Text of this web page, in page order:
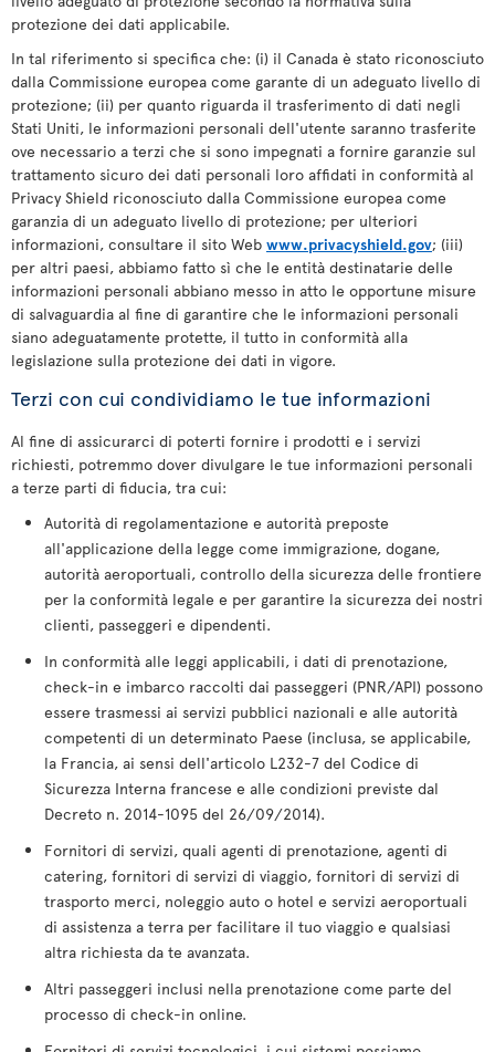
protezione dei dati applicabile.
In tal riferimento si specifica che: (i) il Canada è stato riconosciuto
dalla Commissione europea come garante di un adeguato livello di
protezione; (ii) per quanto riguarda il trasferimento di dati negli
Stati Uniti, le informazioni personali dell'utente saranno trasferite
ove necessario a terzi che si sono impegnati a fornire garanzie sul
trattamento sicuro dei dati personali loro affidati in conformità al
Privacy Shield riconosciuto dalla Commissione europea come
garanzia di un adeguato livello di protezione; per ulteriori
informazioni, consultare il sito Web www.privacyshield.gov; (iii)
per altri paesi, abbiamo fatto sì che le entità destinatarie delle
informazioni personali abbiano messo in atto le opportune misure
di salvaguardia al fine di garantire che le informazioni personali
siano adeguatamente protette, il tutto in conformità alla
legislazione sulla protezione dei dati in vigore.
Terzi con cui condividiamo le tue informazioni
Al fine di assicurarci di poterti fornire i prodotti e i servizi
richiesti, potremmo dover divulgare le tue informazioni personali
a terze parti di fiducia, tra cui:
Autorità di regolamentazione e autorità preposte
all'applicazione della legge come immigrazione, dogane,
autorità aeroportuali, controllo della sicurezza delle frontiere
per la conformità legale e per garantire la sicurezza dei nostri
clienti, passeggeri e dipendenti.
In conformità alle leggi applicabili, i dati di prenotazione,
check-in e imbarco raccolti dai passeggeri (PNR/API) possono
essere trasmessi ai servizi pubblici nazionali e alle autorità
competenti di un determinato Paese (inclusa, se applicabile,
la Francia, ai sensi dell'articolo L232-7 del Codice di
Sicurezza Interna francese e alle condizioni previste dal
Decreto n. 2014-1095 del 26/09/2014).
Fornitori di servizi, quali agenti di prenotazione, agenti di
catering, fornitori di servizi di viaggio, fornitori di servizi di
trasporto merci, noleggio auto o hotel e servizi aeroportuali
di assistenza a terra per facilitare il tuo viaggio e qualsiasi
altra richiesta da te avanzata.
Altri passeggeri inclusi nella prenotazione come parte del
processo di check-in online.